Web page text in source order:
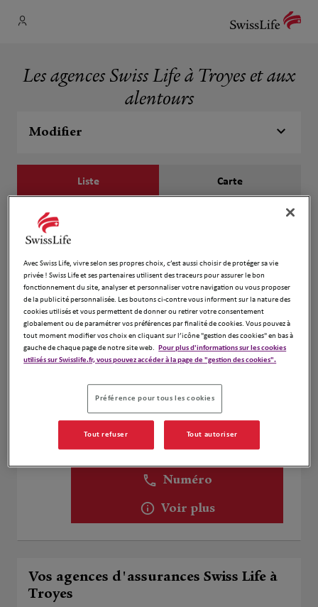
Les agences Swiss Life à Troyes et aux
alentours
Modifier
Liste Carte
1
859 m
10000 Troyes
Fermé actuellement
Ouvert sur rdv 09:00 - 12:00 et 14:00 -
18:00
Numéro
Voir plus
ROBERT Jean-Charles
19 Voie Buée
Numéro
Voir plus
Vos agences d'assurances Swiss Life à
Troyes
Avec Swiss Life, vivre selon ses propres choix, c’est aussi choisir de protéger sa vie
privée ! Swiss Life et ses partenaires utilisent des traceurs pour assurer le bon
fonctionnement du site, analyser et personnaliser votre navigation ou vous proposer
de la publicité personnalisée. Les boutons ci-contre vous informent sur la nature des
cookies utilisés et vous permettent de donner ou retirer votre consentement
globalement ou de paramétrer vos préférences par finalité de cookies. Vous pouvez à
tout moment modifier vos choix en cliquant sur l’icône "gestion des cookies" en bas à
gauche de chaque page de notre site web. Pour plus d'informations sur les cookies
utilisés sur Swisslife.fr, vous pouvez accéder à la page de "gestion des cookies".
Préférence pour tous les cookies
Tout refuser Tout autoriser